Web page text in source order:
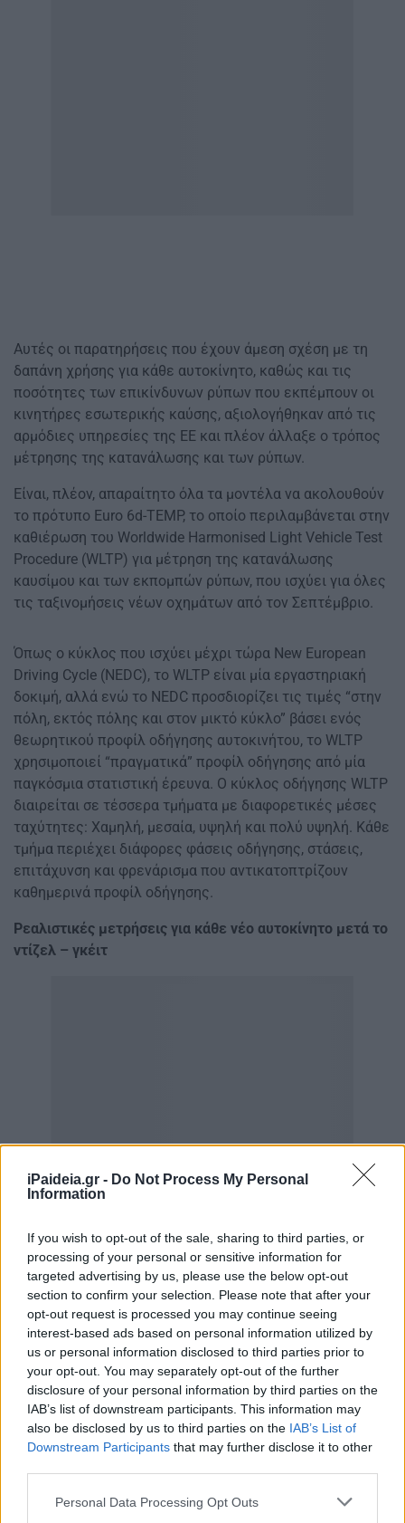
iPaideia.gr - Do Not Process My Personal
Information
If you wish to opt-out of the sale, sharing to third parties, or
processing of your personal or sensitive information for
targeted advertising by us, please use the below opt-out
section to confirm your selection. Please note that after your
opt-out request is processed you may continue seeing
interest-based ads based on personal information utilized by
us or personal information disclosed to third parties prior to
your opt-out. You may separately opt-out of the further
disclosure of your personal information by third parties on the
IAB’s list of downstream participants. This information may
also be disclosed by us to third parties on the IAB’s List of
Downstream Participants that may further disclose it to other
Please note that this website/app uses one or more Google
Personal Data Processing Opt Outs
Αυτές οι παρατηρήσεις που έχουν άμεση σχέση με τη
δαπάνη χρήσης για κάθε αυτοκίνητο, καθώς και τις
ποσότητες των επικίνδυνων ρύπων που εκπέμπουν οι
κινητήρες εσωτερικής καύσης, αξιολογήθηκαν από τις
αρμόδιες υπηρεσίες της ΕΕ και πλέον άλλαξε ο τρόπος
μέτρησης της κατανάλωσης και των ρύπων.
Είναι, πλέον, απαραίτητο όλα τα μοντέλα να ακολουθούν
το πρότυπο Euro 6d-TEMP, το οποίο περιλαμβάνεται στην
καθιέρωση του Worldwide Harmonised Light Vehicle Test
Procedure (WLTP) για μέτρηση της κατανάλωσης
καυσίμου και των εκπομπών ρύπων, που ισχύει για όλες
τις ταξινομήσεις νέων οχημάτων από τον Σεπτέμβριο.
Όπως ο κύκλος που ισχύει μέχρι τώρα New European
Driving Cycle (NEDC), το WLTP είναι μία εργαστηριακή
δοκιμή, αλλά ενώ το NEDC προσδιορίζει τις τιμές “στην
πόλη, εκτός πόλης και στον μικτό κύκλο” βάσει ενός
θεωρητικού προφίλ οδήγησης αυτοκινήτου, το WLTP
χρησιμοποιεί “πραγματικά” προφίλ οδήγησης από μία
παγκόσμια στατιστική έρευνα. Ο κύκλος οδήγησης WLTP
διαιρείται σε τέσσερα τμήματα με διαφορετικές μέσες
ταχύτητες: Χαμηλή, μεσαία, υψηλή και πολύ υψηλή. Κάθε
τμήμα περιέχει διάφορες φάσεις οδήγησης, στάσεις,
επιτάχυνση και φρενάρισμα που αντικατοπτρίζουν
καθημερινά προφίλ οδήγησης.
Ρεαλιστικές μετρήσεις για κάθε νέο αυτοκίνητο μετά το
ντίζελ – γκέιτ